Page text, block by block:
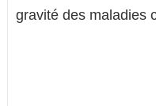
gravité des maladies